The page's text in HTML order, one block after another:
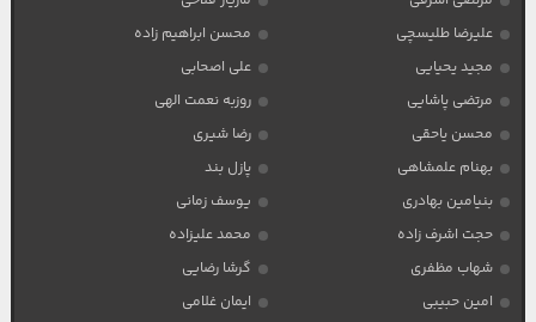
علیرضا طلیسچی
محسن ابراهیم زاده
مجید یحیایی
علی اصحابی
مرتضی پاشایی
روزبه نعمت الهی
محسن یاحقی
رضا شیری
بهنام علمشاهی
پازل بند
بنیامین بهادری
یوسف زمانی
حجت اشرف زاده
محمد علیزاده
شهاب مظفری
گرشا رضایی
امین حبیبی
ایمان غلامی